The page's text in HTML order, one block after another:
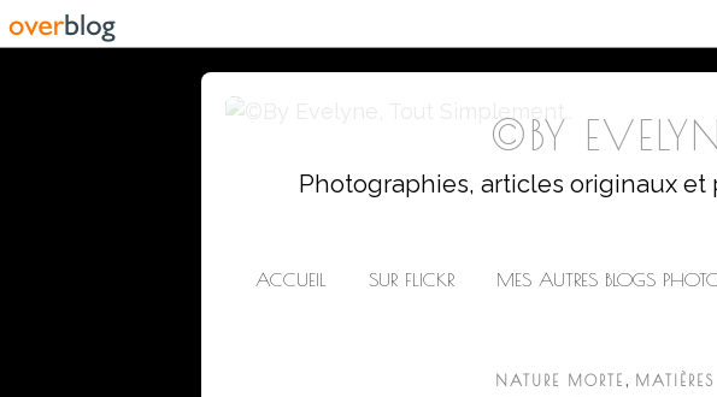
©BY
Photographies, articles originaux
ACCUEIL SUR FLICKR MES AUTRES BLOGS
NATURE MORTE , MATIÈRES